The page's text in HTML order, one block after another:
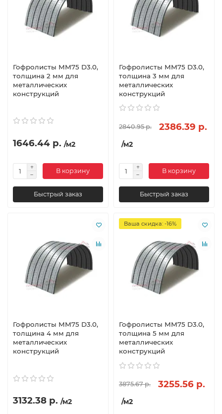
Гофролисты ММ75 D3.0,
толщина 2 мм для
металлических
конструкций
1646.44 р. /м2
В корзину
Быстрый заказ
Гофролисты ММ75 D3.0,
толщина 3 мм для
металлических
конструкций
2840.95 р. 2386.39 р.
/м2
В корзину
Быстрый заказ
Гофролисты ММ75 D3.0,
толщина 4 мм для
металлических
конструкций
3132.38 р. /м2
Ваша скидка: -16%
Гофролисты ММ75 D3.0,
толщина 5 мм для
металлических
конструкций
3875.67 р. 3255.56 р.
/м2